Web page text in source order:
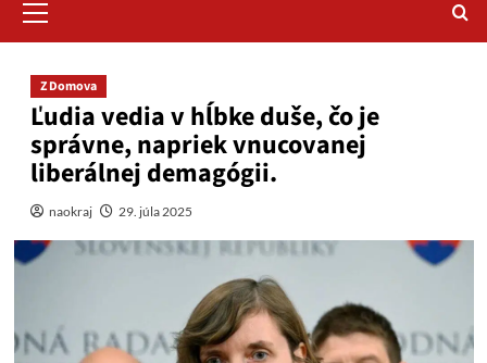
Menu
Z Domova
Ľudia vedia v hĺbke duše, čo je
správne, napriek vnucovanej
liberálnej demagógii.
naokraj 29. júla 2025